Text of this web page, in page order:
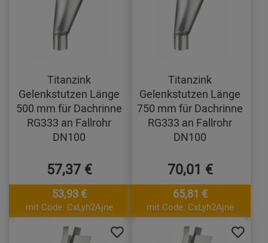
Titanzink
Gelenkstutzen Länge
500 mm für Dachrinne
RG333 an Fallrohr
DN100
57,37 €
53,93 €
mit Code: CxLyh2Ajne
Titanzink
Gelenkstutzen Länge
750 mm für Dachrinne
RG333 an Fallrohr
DN100
70,01 €
65,81 €
mit Code: CxLyh2Ajne